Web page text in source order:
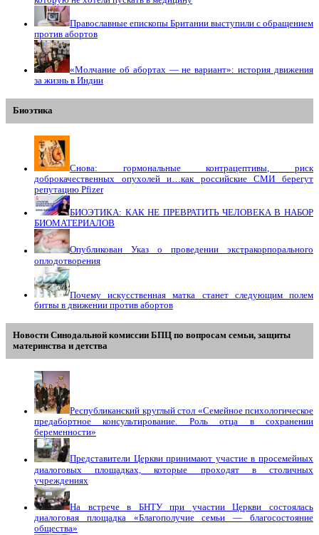
Православные епископы Британии выступили с обращением
против абортов
«Молчание об абортах — не вариант»: история движения
за жизнь в Индии
Биоэтика
Снова: гормональные контрацептивы, риск
доброкачественных опухолей и…как российские СМИ берегут
репутацию Pfizer
БИОЭТИКА: КАК НЕ ПРЕВРАТИТЬ ЧЕЛОВЕКА В НАБОР
БИОМАТЕРИАЛОВ
Опубликован Указ о проведении экстракорпорального
оплодотворения
Почему искусственная матка станет следующим полем
битвы в движении против абортов
Новости Синодальной комиссии БПЦ по вопросам семьи, защиты
материнства и детства
Республиканский круглый стол «Семейное психологическое
предабортное консультирование. Роль отца в сохранении
беременности»
Представители Церкви принимают участие в просемейных
диалоговых площадках, которые проходят в столичных
учреждениях
На встрече в БНТУ при участии Церкви состоялась
диалоговая площадка «Благополучие семьи — благосостояние
общества»